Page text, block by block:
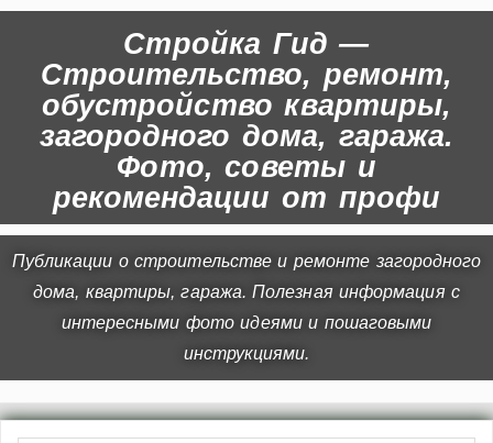
Стройка Гид —
Строительство, ремонт,
обустройство квартиры,
загородного дома, гаража.
Фото, советы и
рекомендации от профи
Публикации о строительстве и ремонте загородного
дома, квартиры, гаража. Полезная информация с
интересными фото идеями и пошаговыми
инструкциями.